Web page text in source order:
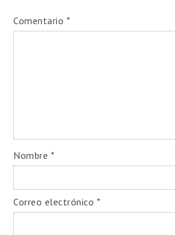
Comentario *
Nombre *
Correo electrónico *